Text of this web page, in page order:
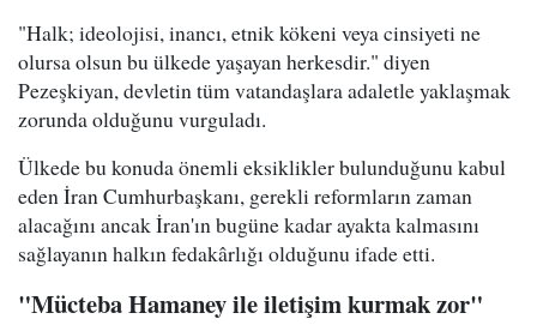
"Halk; ideolojisi, inancı, etnik kökeni veya cinsiyeti ne
olursa olsun bu ülkede yaşayan herkesdir." diyen
Pezeşkiyan, devletin tüm vatandaşlara adaletle yaklaşmak
zorunda olduğunu vurguladı.
Ülkede bu konuda önemli eksiklikler bulunduğunu kabul
eden İran Cumhurbaşkanı, gerekli reformların zaman
alacağını ancak İran'ın bugüne kadar ayakta kalmasını
sağlayanın halkın fedakârlığı olduğunu ifade etti.
"Mücteba Hamaney ile iletişim kurmak zor"